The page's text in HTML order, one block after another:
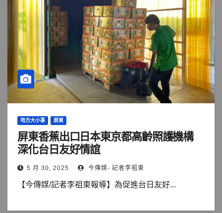
地方大小事 屏東
屏東香蕉出口日本東京都高齡照護機構
深化台日友好情誼
5 月 30, 2025 今傳媒- 記者李祖東
【今傳媒/記者李祖東報導】為促進台日友好...